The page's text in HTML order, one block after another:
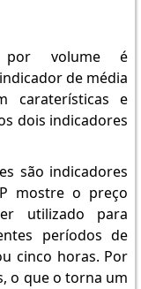
por volume é
de média
caraterísticas e
dois indicadores
são indicadores
mostre o preço
utilizado para
períodos de
cinco horas. Por
o que o torna um